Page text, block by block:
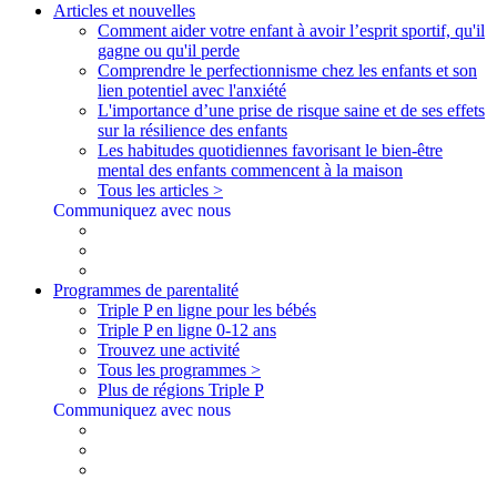
Articles et nouvelles
Comment aider votre enfant à avoir l’esprit sportif, qu'il
gagne ou qu'il perde
Comprendre le perfectionnisme chez les enfants et son
lien potentiel avec l'anxiété
L'importance d’une prise de risque saine et de ses effets
sur la résilience des enfants
Les habitudes quotidiennes favorisant le bien-être
mental des enfants commencent à la maison
Tous les articles >
Communiquez avec nous
Programmes de parentalité
Triple P en ligne pour les bébés
Triple P en ligne 0-12 ans
Trouvez une activité
Tous les programmes >
Plus de régions Triple P
Communiquez avec nous